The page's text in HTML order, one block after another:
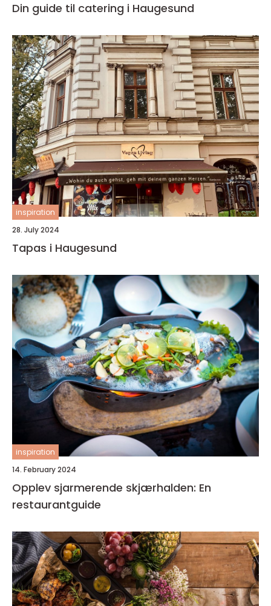
Din guide til catering i Haugesund
inspiration
28. July 2024
Tapas i Haugesund
inspiration
14. February 2024
Opplev sjarmerende skjærhalden: En
restaurantguide